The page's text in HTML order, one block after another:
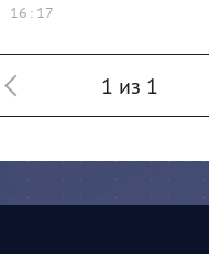
16:17
1 из 1